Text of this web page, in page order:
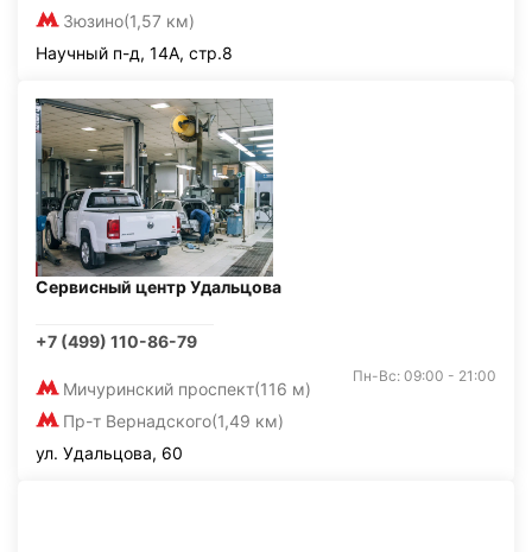
Зюзино(1,57 км)
Научный п-д, 14А, стр.8
Сервисный центр Удальцова
+7 (499) 110-86-79
Мичуринский проспект(116 м)
Пр-т Вернадского(1,49 км)
Пн-Вс: 09:00 - 21:00
ул. Удальцова, 60